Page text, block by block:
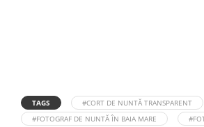
TAGS
#CORT DE NUNTĂ TRANSPARENT
#FOTOGRAF DE NUNTĂ ÎN BAIA MARE